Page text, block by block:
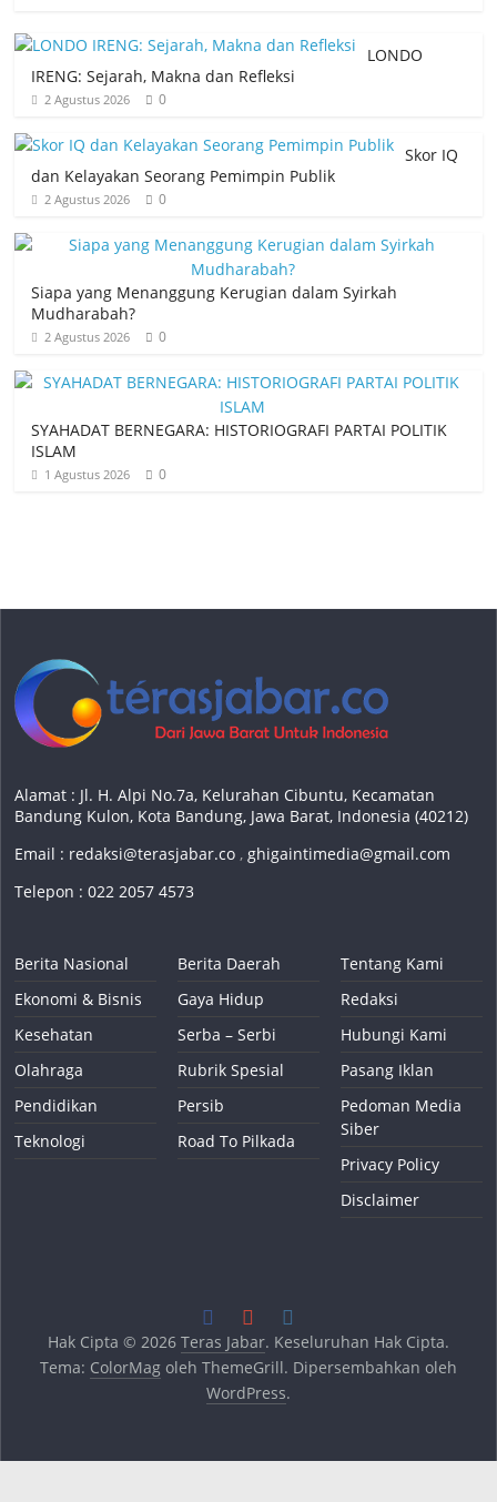
LONDO
IRENG: Sejarah, Makna dan Refleksi
2 Agustus 2026 0
Skor IQ
dan Kelayakan Seorang Pemimpin Publik
2 Agustus 2026 0
Siapa yang Menanggung Kerugian dalam Syirkah
Mudharabah?
2 Agustus 2026 0
SYAHADAT BERNEGARA: HISTORIOGRAFI PARTAI POLITIK
ISLAM
1 Agustus 2026 0
Alamat : Jl. H. Alpi No.7a, Kelurahan Cibuntu, Kecamatan
Bandung Kulon, Kota Bandung, Jawa Barat, Indonesia (40212)
Email : redaksi@terasjabar.co ,ghigaintimedia@gmail.com
Telepon : 022 2057 4573
Berita Nasional
Ekonomi & Bisnis
Kesehatan
Olahraga
Pendidikan
Teknologi
Berita Daerah
Gaya Hidup
Serba – Serbi
Rubrik Spesial
Persib
Road To Pilkada
Tentang Kami
Redaksi
Hubungi Kami
Pasang Iklan
Pedoman Media
Siber
Privacy Policy
Disclaimer
Hak Cipta © 2026 Teras Jabar. Keseluruhan Hak Cipta.
Tema: ColorMagoleh ThemeGrill. Dipersembahkan oleh
WordPress.